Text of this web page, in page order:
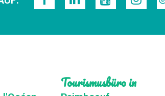
Tourismusbüro in